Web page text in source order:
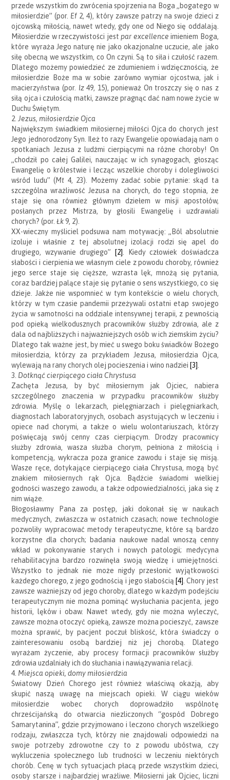
przede wszystkim do zwrócenia spojrzenia na Boga „bogatego w
miłosierdzie” (por. Ef 2, 4), który zawsze patrzy na swoje dzieci z
ojcowską miłością, nawet wtedy, gdy one od Niego się oddalają.
Miłosierdzie w rzeczywistości jestpar excellence imieniem Boga,
które wyraża Jego naturę nie jako okazjonalne uczucie, ale jako
siłę obecną we wszystkim, co On czyni. Są to siła i czułość razem.
Dlatego możemy powiedzieć ze zdumieniem i wdzięcznością, że
miłosierdzie Boże ma w sobie zarówno wymiar ojcostwa, jak i
macierzyństwa (por. Iz49, 15), ponieważ On troszczy się o nas z
siłą ojca i czułością matki, zawsze pragnąc dać nam nowe życie w
Duchu Świętym.
2. Jezus, miłosierdzie Ojca
Największym świadkiem miłosiernej miłości Ojca do chorych jest
Jego jednorodzony Syn. Ileż to razy Ewangelie opowiadają nam o
spotkaniach Jezusa z ludźmi cierpiącymi na różne choroby! On
„chodził po całej Galilei, nauczając w ich synagogach, głosząc
Ewangelię o królestwie i lecząc wszelkie choroby i dolegliwości
wśród ludu” (Mt 4, 23). Możemy zadać sobie pytanie: skąd ta
szczególna wrażliwość Jezusa na chorych, do tego stopnia, że
staje się ona również głównym dziełem w misji apostołów,
posłanych przez Mistrza, by głosili Ewangelię i uzdrawiali
chorych? (por.Łk 9, 2).
XX-wieczny myśliciel podsuwa nam motywację: „Ból absolutnie
izoluje i właśnie z tej absolutnej izolacji rodzi się apel do
drugiego, wzywanie drugiego”
[2]
. Kiedy człowiek doświadcza
słabości i cierpienia we własnym ciele z powodu choroby, również
jego serce staje się cięższe, wzrasta lęk, mnożą się pytania,
coraz bardziej palące staje się pytanie o sens wszystkiego, co się
dzieje. Jakże nie wspomnieć w tym kontekście o wielu chorych,
którzy w tym czasie pandemii przeżywali ostatni etap swojego
życia w samotności na oddziale intensywnej terapii, z pewnością
pod opieką wielkodusznych pracowników służby zdrowia, ale z
dala od najbliższych i najważniejszych osób w ich ziemskim życiu?
Dlatego tak ważne jest, by mieć u swego boku świadków Bożego
miłosierdzia, którzy za przykładem Jezusa, miłosierdzia Ojca,
wylewają na rany chorych olej pocieszenia i wino nadziei [3]
3. Dotknąć cierpiącego ciała Chrystusa
Zachęta Jezusa, by być miłosiernym jak Ojciec, nabiera
szczególnego znaczenia w przypadku pracowników służby
zdrowia. Myślę o lekarzach, pielęgniarzach i pielęgniarkach,
diagnostach laboratoryjnych, osobach asystujących w leczeniu i
opiece nad chorymi, a także o wielu wolontariuszach, którzy
poświęcają swój cenny czas cierpiącym. Drodzy pracownicy
służby zdrowia, wasza służba chorym, pełniona z miłością i
kompetencją, wykracza poza granice zawodu i staje się misją.
Wasze ręce, dotykające cierpiącego ciała Chrystusa, mogą być
znakiem miłosiernych rąk Ojca. Bądźcie świadomi wielkiej
godności waszego zawodu, a także odpowiedzialności, jaka się z
nim wiąże.
Błogosławmy Pana za postęp, jaki dokonał się w naukach
medycznych, zwłaszcza w ostatnich czasach; nowe technologie
pozwoliły wypracować metody terapeutyczne, które są bardzo
korzystne dla chorych; badania naukowe nadal wnoszą cenny
wkład w pokonywanie starych i nowych patologii; medycyna
rehabilitacyjna bardzo rozwinęła swoją wiedzę i umiejętności.
Wszystko to jednak nie może nigdy przesłonić wyjątkowości
każdego chorego, z jego godnością i jego słabością [4] . Chory jest
zawsze ważniejszy od jego choroby, dlatego w każdym podejściu
terapeutycznym nie można pominąć wysłuchania pacjenta, jego
historii, lęków i obaw. Nawet wtedy, gdy nie można wyleczyć,
zawsze można otoczyć opieką, zawsze można pocieszyć, zawsze
można sprawić, by pacjent poczuł bliskość, która świadczy o
zainteresowaniu osobą bardziej niż jej chorobą. Dlatego
wyrażam życzenie, aby procesy formacji pracowników służby
zdrowia uzdalniały ich do słuchania i nawiązywania relacji.
4. Miejsca opieki, domy miłosierdzia
Światowy Dzień Chorego jest również właściwą okazją, aby
skupić naszą uwagę na miejscach opieki. W ciągu wieków
miłosierdzie wobec chorych doprowadziło wspólnotę
chrześcijańską do otwarcia niezliczonych “gospód Dobrego
Samarytanina”, gdzie przyjmowano i leczono chorych wszelkiego
rodzaju, zwłaszcza tych, którzy nie znajdowali odpowiedzi na
swoje potrzeby zdrowotne czy to z powodu ubóstwa, czy
wykluczenia społecznego lub trudności w leczeniu niektórych
chorób. Cenę w tych sytuacjach płacą przede wszystkim dzieci,
osoby starsze i najbardziej wrażliwe. Miłosierni jak Ojciec, liczni